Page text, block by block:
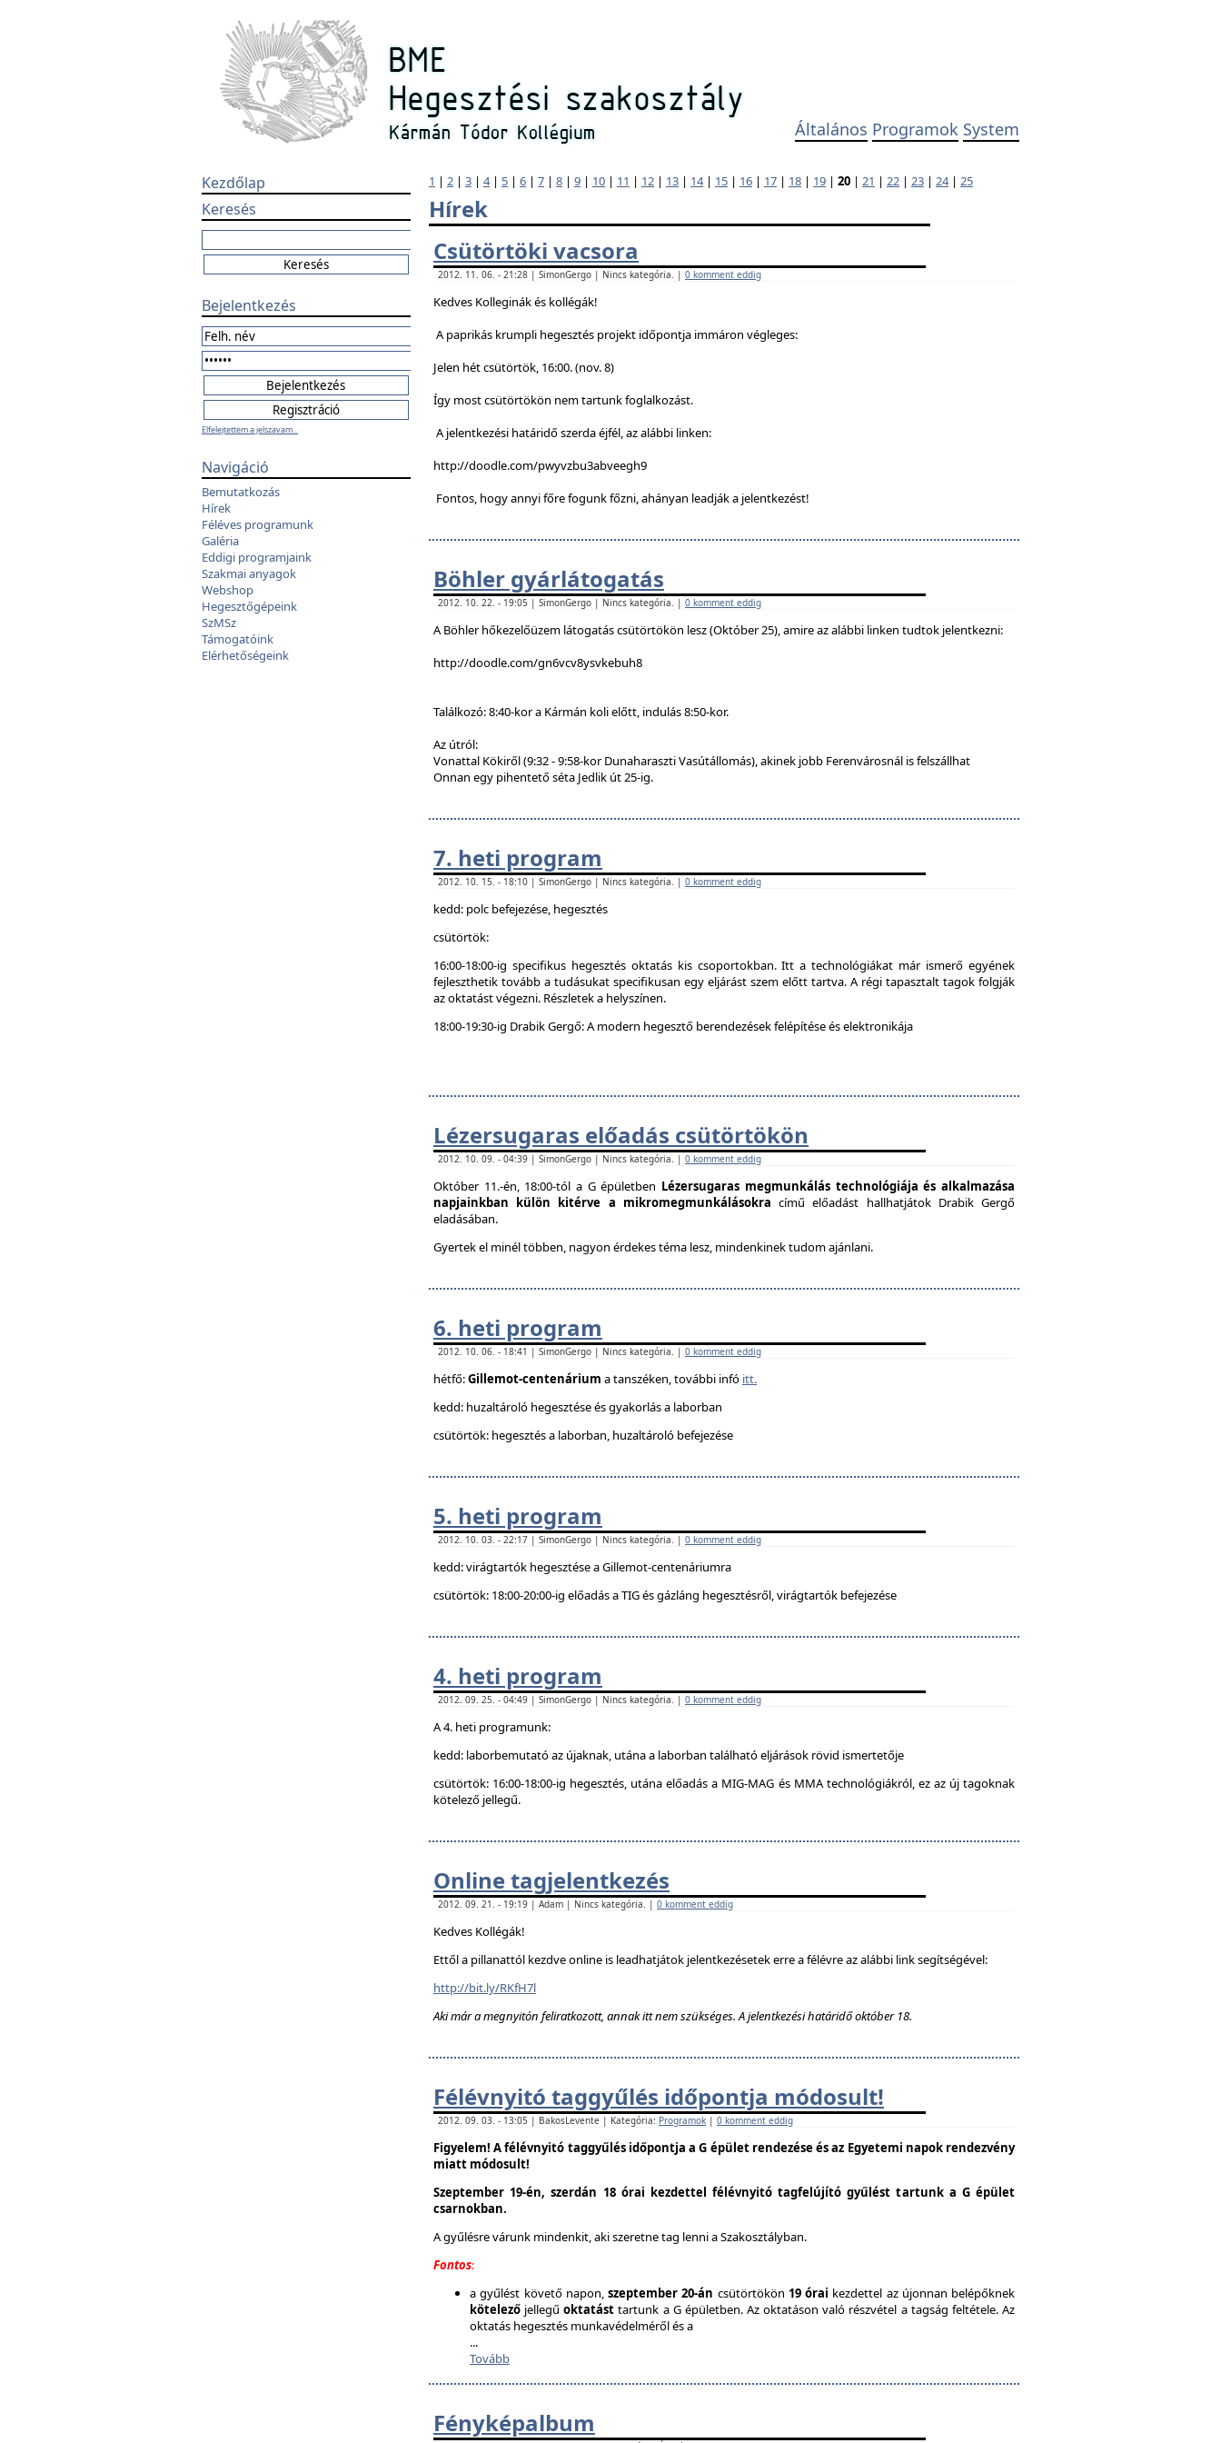
Általános Programok System
Kezdőlap
Keresés
Bejelentkezés
Elfelejtettem a jelszavam...
Navigáció
Bemutatkozás
Hírek
Féléves programunk
Galéria
Eddigi programjaink
Szakmai anyagok
Webshop
Hegesztőgépeink
SzMSz
Támogatóink
Elérhetőségeink
1 | 2 | 3 | 4| 5 | 6 | 7 | 8 | 9 | 10 | 11 | 12 | 13 | 14| 15 | 16 | 17 | 18 | 19 | 20 | 21 | 22 | 23 | 24| 25
Hírek
Csütörtöki vacsora
2012. 11. 06. - 21:28 | SimonGergo | Nincs kategória. | 0 komment eddig
Kedves Kolleginák és kollégák!
A paprikás krumpli hegesztés projekt időpontja immáron végleges:
Jelen hét csütörtök, 16:00. (nov. 8)
Így most csütörtökön nem tartunk foglalkozást.
A jelentkezési határidő szerda éjfél, az alábbi linken:
http://doodle.com/pwyvzbu3abveegh9
Fontos, hogy annyi főre fogunk főzni, ahányan leadják a jelentkezést!
Böhler gyárlátogatás
2012. 10. 22. - 19:05 | SimonGergo | Nincs kategória. | 0 komment eddig
A Böhler hőkezelőüzem látogatás csütörtökön lesz (Október 25), amire az alábbi linken tudtok jelentkezni:
http://doodle.com/gn6vcv8ysvkebuh8
Találkozó: 8:40-kor a Kármán koli előtt, indulás 8:50-kor.
Az útról:
Vonattal Kökiről (9:32 - 9:58-kor Dunaharaszti Vasútállomás), akinek jobb Ferenvárosnál is felszállhat
Onnan egy pihentető séta Jedlik út 25-ig.
7. heti program
2012. 10. 15. - 18:10 | SimonGergo | Nincs kategória. | 0 komment eddig
kedd: polc befejezése, hegesztés
csütörtök:
16:00-18:00-ig specifikus hegesztés oktatás kis csoportokban. Itt a technológiákat már ismerő egyének
fejleszthetik tovább a tudásukat specifikusan egy eljárást szem előtt tartva. A régi tapasztalt tagok folgják
az oktatást végezni. Részletek a helyszínen.
18:00-19:30-ig Drabik Gergő: A modern hegesztő berendezések felépítése és elektronikája
Lézersugaras előadás csütörtökön
2012. 10. 09. - 04:39 | SimonGergo | Nincs kategória. | 0 komment eddig
Október 11.-én, 18:00-tól a G épületben Lézersugaras megmunkálás technológiája és alkalmazása
napjainkban külön kitérve a mikromegmunkálásokracímű előadást hallhatjátok Drabik Gergő
eladásában.
Gyertek el minél többen, nagyon érdekes téma lesz, mindenkinek tudom ajánlani.
6. heti program
2012. 10. 06. - 18:41 | SimonGergo | Nincs kategória. | 0 komment eddig
hétfő:Gillemot-centenárium a tanszéken, további infó itt.
kedd: huzaltároló hegesztése és gyakorlás a laborban
csütörtök: hegesztés a laborban, huzaltároló befejezése
5. heti program
2012. 10. 03. - 22:17 | SimonGergo | Nincs kategória. | 0 komment eddig
kedd: virágtartók hegesztése a Gillemot-centenáriumra
csütörtök: 18:00-20:00-ig előadás a TIG és gázláng hegesztésről, virágtartók befejezése
4. heti program
2012. 09. 25. - 04:49 | SimonGergo | Nincs kategória. | 0 komment eddig
A 4. heti programunk:
kedd: laborbemutató az újaknak, utána a laborban található eljárások rövid ismertetője
csütörtök: 16:00-18:00-ig hegesztés, utána előadás a MIG-MAG és MMA technológiákról, ez az új tagoknak
kötelező jellegű.
Online tagjelentkezés
2012. 09. 21. - 19:19 | Adam | Nincs kategória. | 0 komment eddig
Kedves Kollégák!
Ettől a pillanattól kezdve online is leadhatjátok jelentkezésetek erre a félévre az alábbi link segítségével:
http://bit.ly/RKfH7l
Aki már a megnyitón feliratkozott, annak itt nem szükséges. A jelentkezési határidő október 18.
Félévnyitó taggyűlés időpontja módosult!
2012. 09. 03. - 13:05 | BakosLevente | Kategória: Programok | 0 komment eddig
Figyelem! A félévnyitó taggyűlés időpontja a G épület rendezése és az Egyetemi napok rendezvény
miatt módosult!
Szeptember 19-én, szerdán 18 órai kezdettel félévnyitó tagfelújító gyűlést tartunk a G épület
csarnokban.
A gyűlésre várunk mindenkit, aki szeretne tag lenni a Szakosztályban.
Fontos:
a gyűlést követő napon, szeptember 20-án csütörtökön 19 órai kezdettel az újonnan belépőknek
kötelező jellegűoktatásttartunk a G épületben. Az oktatáson való részvétel a tagság feltétele. Az
oktatás hegesztés munkavédelméről és a
...
Tovább
Fényképalbum